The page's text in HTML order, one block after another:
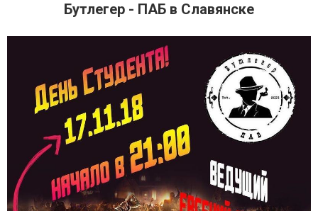
Бутлегер - ПАБ в Славянске